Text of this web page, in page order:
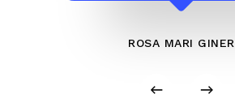
ROSA MARI GINER